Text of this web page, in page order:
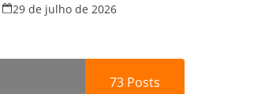
29 de julho de 2026
73 Posts